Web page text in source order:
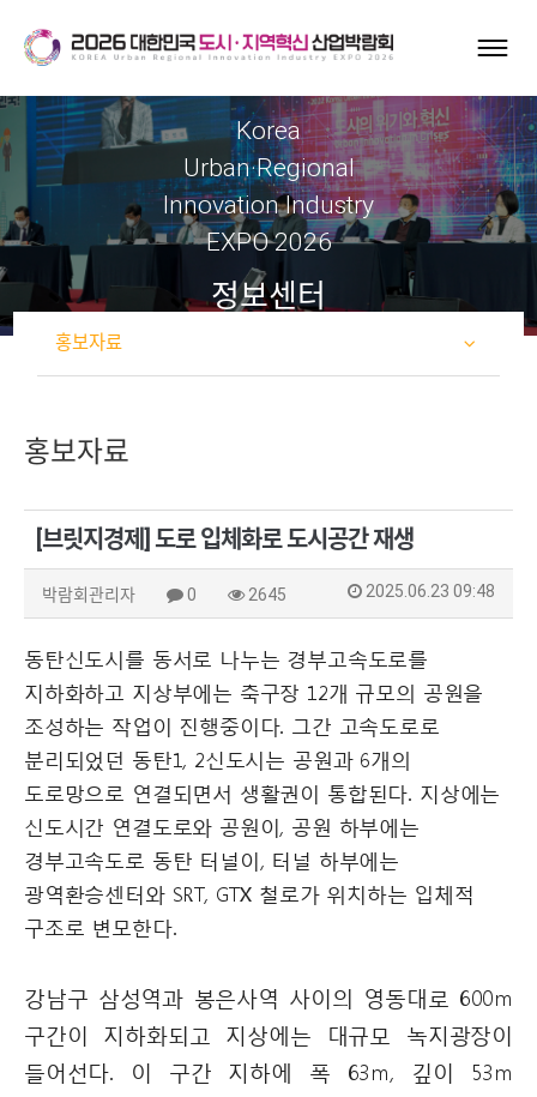
Korea
Urban·Regional
Innovation Industry
EXPO 2026
정보센터
홍보자료
홍보자료
[브릿지경제] 도로 입체화로 도시공간 재생
박람회관리자 0 2645 2025.06.23 09:48
동탄신도시를 동서로 나누는 경부고속도로를
지하화하고 지상부에는 축구장 12개 규모의 공원을
조성하는 작업이 진행중이다. 그간 고속도로로
분리되었던 동탄1, 2신도시는 공원과 6개의
도로망으로 연결되면서 생활권이 통합된다. 지상에는
신도시간 연결도로와 공원이, 공원 하부에는
경부고속도로 동탄 터널이, 터널 하부에는
광역환승센터와 SRT, GTX 철로가 위치하는 입체적
구조로 변모한다.
강남구 삼성역과 봉은사역 사이의 영동대로 600m
구간이 지하화되고 지상에는 대규모 녹지광장이
들어선다. 이 구간 지하에 폭 63m, 깊이 53m